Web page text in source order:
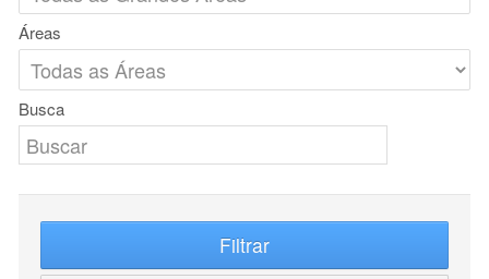
Áreas
Busca
Filtrar